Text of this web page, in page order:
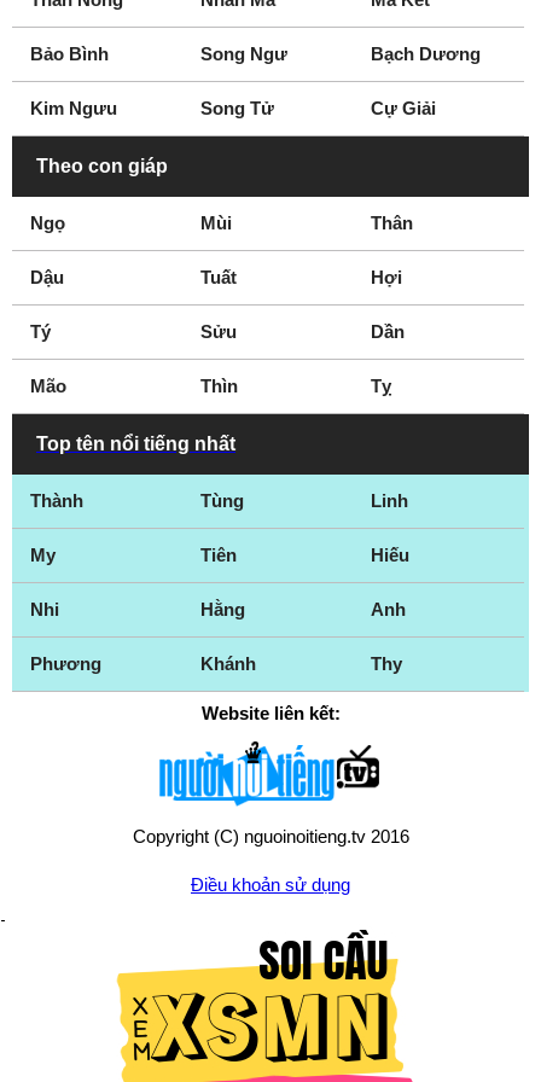
nhạc
khấu
Nữ diễn viên sân
khấu
CEO
Bảo Bình Song Ngư Bạch Dương
Kim Ngưu Song Tử Cự Giải
Theo con giáp
Ngọ Mùi Thân
Dậu Tuất Hợi
Tý Sửu Dần
Mão Thìn Tỵ
Top tên nổi tiếng nhất
Thành Tùng Linh
My Tiên Hiếu
Nhi Hằng Anh
Phương Khánh Thy
Website liên kết:
Copyright (C) nguoinoitieng.tv 2016
Điều khoản sử dụng
Chính sách quyền riêng tư